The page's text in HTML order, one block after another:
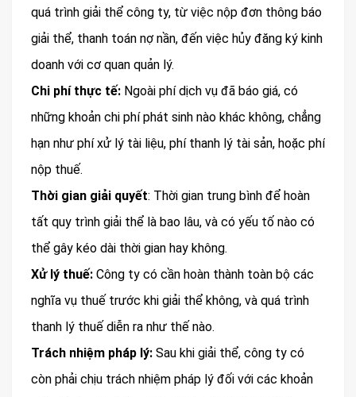
quá trình giải thể công ty, từ việc nộp đơn thông báo
giải thể, thanh toán nợ nần, đến việc hủy đăng ký kinh
doanh với cơ quan quản lý.
Chi phí thực tế: Ngoài phí dịch vụ đã báo giá, có
những khoản chi phí phát sinh nào khác không, chẳng
hạn như phí xử lý tài liệu, phí thanh lý tài sản, hoặc phí
nộp thuế.
Thời gian giải quyết: Thời gian trung bình để hoàn
tất quy trình giải thể là bao lâu, và có yếu tố nào có
thể gây kéo dài thời gian hay không.
Xử lý thuế: Công ty có cần hoàn thành toàn bộ các
nghĩa vụ thuế trước khi giải thể không, và quá trình
thanh lý thuế diễn ra như thế nào.
Trách nhiệm pháp lý: Sau khi giải thể, công ty có
còn phải chịu trách nhiệm pháp lý đối với các khoản